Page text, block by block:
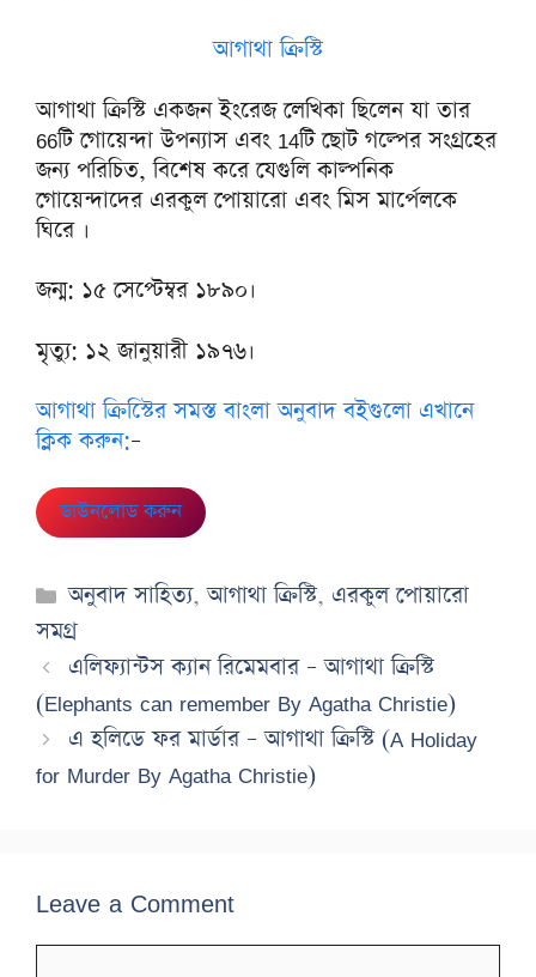
আগাথা ক্রিস্টি
আগাথা ক্রিস্টি একজন ইংরেজ লেখিকা ছিলেন যা তার
66টি গোয়েন্দা উপন্যাস এবং 14টি ছোট গল্পের সংগ্রহের
জন্য পরিচিত, বিশেষ করে যেগুলি কাল্পনিক
গোয়েন্দাদের এরকুল পোয়ারো এবং মিস মার্পেলকে
ঘিরে ।
জন্ম: ১৫ সেপ্টেম্বর ১৮৯০।
মৃত্যু: ১২ জানুয়ারী ১৯৭৬।
আগাথা ক্রিস্টিের সমস্ত বাংলা অনুবাদ বইগুলো এখানে
ক্লিক করুন:–
ডাউনলোড করুন
Categories
অনুবাদ সাহিত্য,আগাথা ক্রিস্টি, এরকুল পোয়ারো
সমগ্র
এলিফ্যান্টস ক্যান রিমেমবার – আগাথা ক্রিস্টি
(Elephants can remember By Agatha Christie)
এ হলিডে ফর মার্ডার – আগাথা ক্রিস্টি (A Holiday
for Murder By Agatha Christie)
Leave a Comment